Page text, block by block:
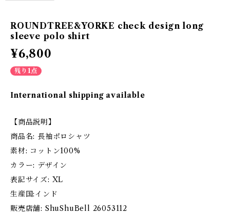
ROUNDTREE&YORKE check design long
sleeve polo shirt
¥6,800
残り1点
International shipping available
【商品説明】
商品名: 長袖ポロシャツ
素材: コットン100%
カラー: デザイン
表記サイズ: XL
生産国:インド
販売店舗: ShuShuBell 26053112